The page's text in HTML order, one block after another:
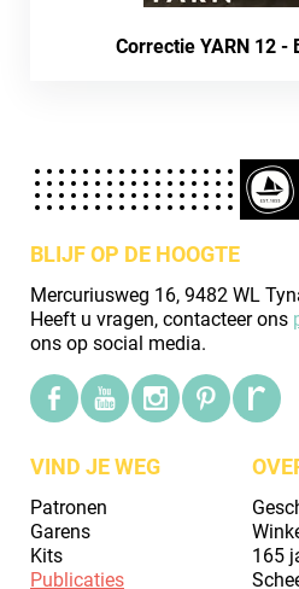
Correctie YARN 12 -
BLIJF OP DE HOOGTE
Mercuriusweg 16, 9482 WL
Heeft u vragen, contacteer ons
ons op social media.
VIND JE WEG
Patronen
Garens
Kits
Publicaties
165